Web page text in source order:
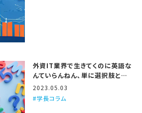
外資IT業界で生きてくのに英語な
んていらんねん、単に選択肢と仕
事の面白さが減るだけや
2023.05.03
学長コラム